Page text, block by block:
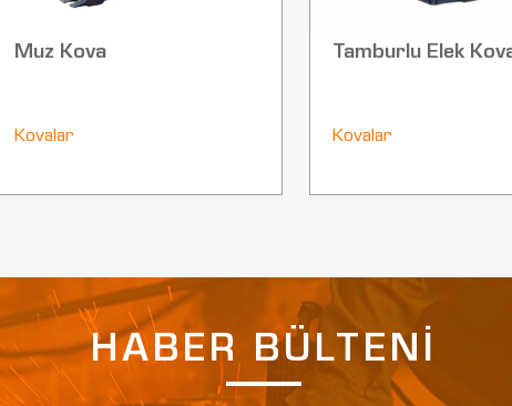
Muz Kova
Kovalar
Tamburlu Elek
Kovalar
HABER BÜLTENİ